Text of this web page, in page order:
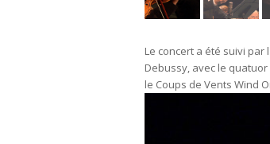
Le concert a été suivi par
Debussy, avec le
le Coups de Vents Wind